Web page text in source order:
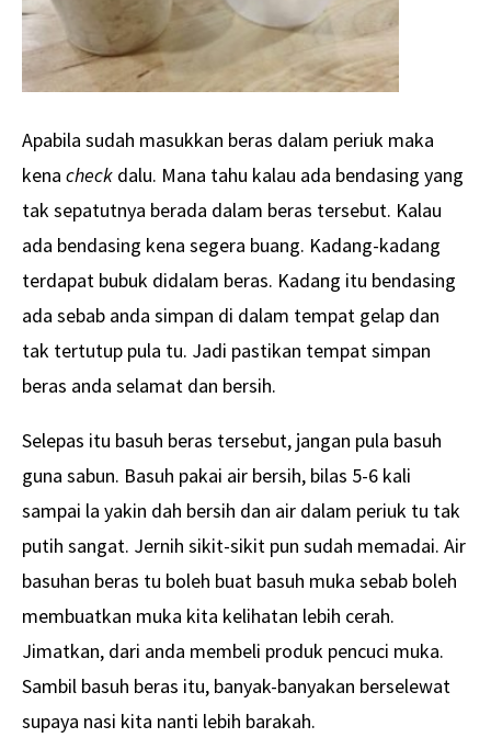
Apabila sudah masukkan beras dalam periuk maka
kena check dalu. Mana tahu kalau ada bendasing yang
tak sepatutnya berada dalam beras tersebut. Kalau
ada bendasing kena segera buang. Kadang-kadang
terdapat bubuk didalam beras. Kadang itu bendasing
ada sebab anda simpan di dalam tempat gelap dan
tak tertutup pula tu. Jadi pastikan tempat simpan
beras anda selamat dan bersih.
Selepas itu basuh beras tersebut, jangan pula basuh
guna sabun. Basuh pakai air bersih, bilas 5-6 kali
sampai la yakin dah bersih dan air dalam periuk tu tak
putih sangat. Jernih sikit-sikit pun sudah memadai. Air
basuhan beras tu boleh buat basuh muka sebab boleh
membuatkan muka kita kelihatan lebih cerah.
Jimatkan, dari anda membeli produk pencuci muka.
Sambil basuh beras itu, banyak-banyakan berselewat
supaya nasi kita nanti lebih barakah.